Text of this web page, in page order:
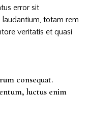
error sit
totam rem
veritatis et quasi
consequat.
luctus enim